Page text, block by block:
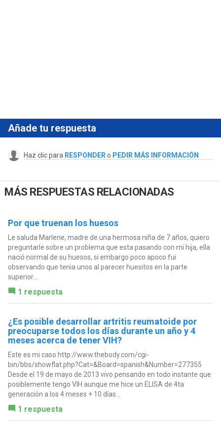
Añade tu respuesta
Haz clic para RESPONDER o PEDIR MÁS INFORMACIÓN
MÁS RESPUESTAS RELACIONADAS
Por que truenan los huesos
Le saluda Marlene, madre de una hermosa niña de 7 años, quiero
preguntarle sobre un problema que esta pasando con mi hija, ella
nació normal de su huesos, si embargo poco apoco fui
observando que tenia unos al parecer huesitos en la parte
superior...
1 respuesta
¿Es posible desarrollar artritis reumatoide por
preocuparse todos los días durante un año y 4
meses acerca de tener VIH?
Este es mi caso http://www.thebody.com/cgi-
bin/bbs/showflat.php?Cat=&Board=spanish&Number=277355
Desde el 19 de mayo de 2013 vivo pensando en todo instante que
posiblemente tengo VIH aunque me hice un ELISA de 4ta
generación a los 4 meses + 10 días...
1 respuesta